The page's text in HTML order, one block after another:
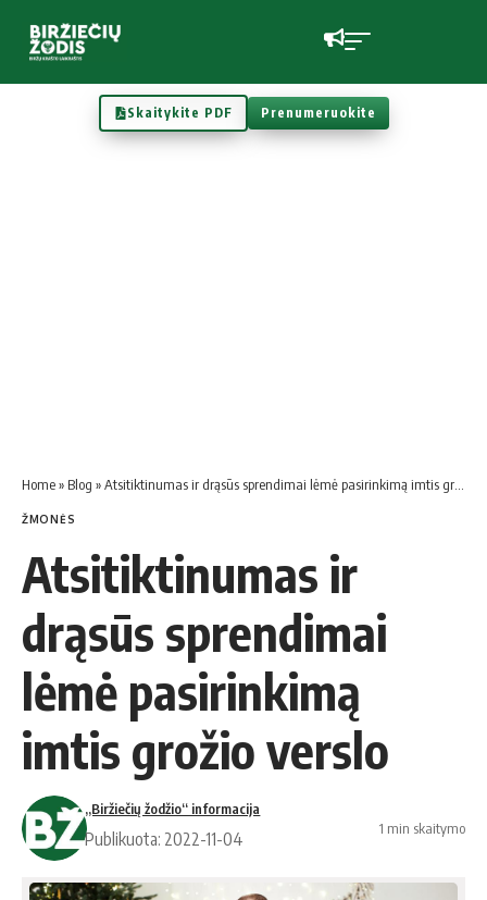
Skaitykite PDF Prenumeruokite
Home» Blog »Atsitiktinumas ir drąsūs sprendimai lėmė pasirinkimą imtis grožio verslo
ŽMONĖS
Atsitiktinumas ir
drąsūs sprendimai
lėmė pasirinkimą
imtis grožio verslo
„Biržiečių žodžio“ informacija
Publikuota: 2022-11-04
1 min skaitymo